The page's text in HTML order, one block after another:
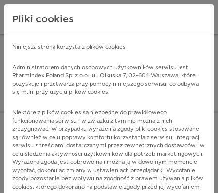
Pharmindex - lider
ZALOGUJ SIĘ
POKAŻ FILTRY
Pliki cookies
Niniejsza strona korzysta z plików cookies
Administratorem danych osobowych użytkowników serwisu jest
Pharmindex Poland Sp. z o.o., ul. Olkuska 7, 02-604 Warszawa, które
pozyskuje i przetwarza przy pomocy niniejszego serwisu, co odbywa
się m.in. przy użyciu plików cookies.
Niektóre z plików cookies są niezbędne do prawidłowego
funkcjonowania serwisu i w związku z tym nie można z nich
zrezygnować. W przypadku wyrażenia zgody pliki cookies stosowane
są również w celu poprawy komfortu korzystania z serwisu, integracji
serwisu z treściami dostarczanymi przez zewnętrznych dostawców i w
celu śledzenia aktywności użytkowników dla potrzeb marketingowych.
Wyrażona zgoda jest dobrowolna i można ją w dowolnym momencie
wycofać, dokonując zmiany w ustawieniach przeglądarki. Wycofanie
zgody pozostanie bez wpływu na zgodność z prawem używania plików
cookies, którego dokonano na podstawie zgody przed jej wycofaniem.
ZA DARMO - w Google Play INSTALUJ